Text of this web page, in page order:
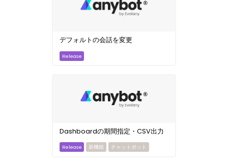
デフォルトの会話を変更
Dashboardの期間指定・CSV出力
新機能 チャットボット